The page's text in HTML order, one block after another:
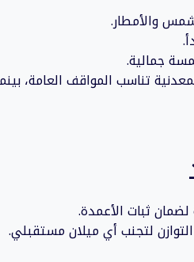
جمالية.
تناسب المواقف العامة،
ثبات الأعمدة.
التوازن لتجنب أي ميلان مستقبلي.